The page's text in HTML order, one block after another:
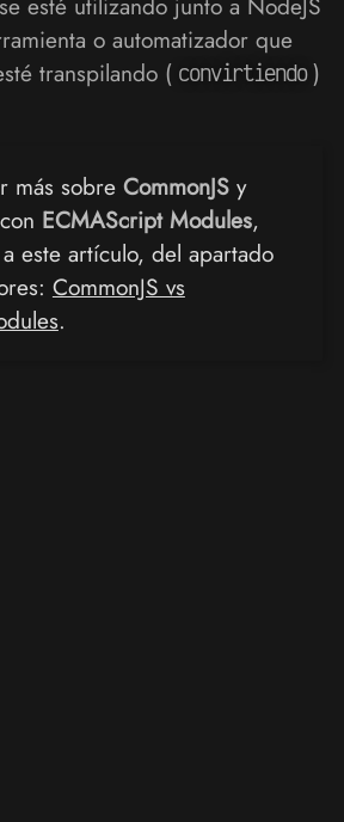
o automatizador que
transpilando ( convirtiendo )
más sobre CommonJSy
ECMAScript Modules,
este artículo, del apartado
CommonJS vs
.